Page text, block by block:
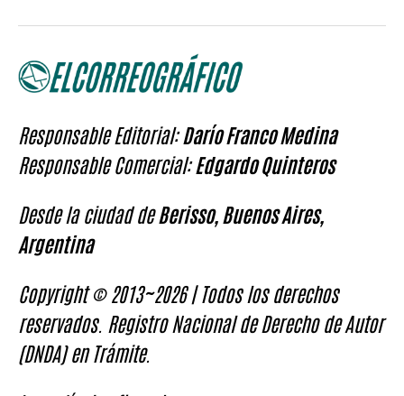
Responsable Editorial:Darío Franco Medina
Responsable Comercial:Edgardo Quinteros
Desde la ciudad deBerisso, Buenos Aires,
Argentina
Copyright © 2013~2026 | Todos los derechos
reservados. Registro Nacional de Derecho de Autor
(DNDA) en Trámite.